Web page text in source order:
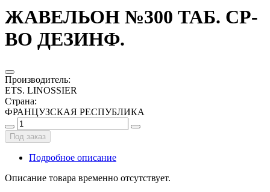
ЖАВЕЛЬОН №300 ТАБ. СР-
ВО ДЕЗИНФ.
Производитель:
ETS. LINOSSIER
Страна:
ФРАНЦУЗСКАЯ РЕСПУБЛИКА
Под заказ
Подробное описание
Описание товара временно отсутствует.